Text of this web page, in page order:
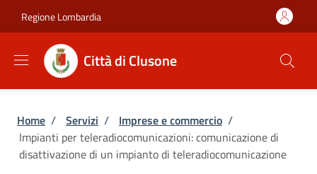
Regione Lombardia
Città di Clusone
Briciole di pane
Home / Servizi / Imprese e commercio /
Impianti per teleradiocomunicazioni: comunicazione di
disattivazione di un impianto di teleradiocomunicazione